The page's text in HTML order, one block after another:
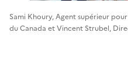
Sami Khoury, Agent supérieur
du Canada et Vincent Strubel,